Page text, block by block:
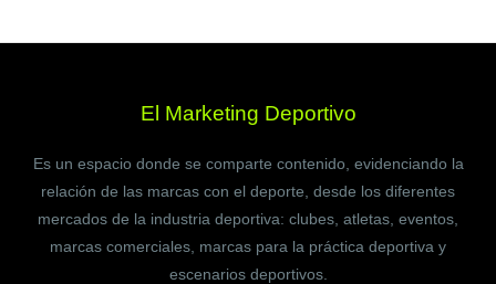
El Marketing Deportivo
Es un espacio donde se comparte contenido, evidenciando la
relación de las marcas con el deporte, desde los diferentes
mercados de la industria deportiva: clubes, atletas, eventos,
marcas comerciales, marcas para la práctica deportiva y
escenarios deportivos.